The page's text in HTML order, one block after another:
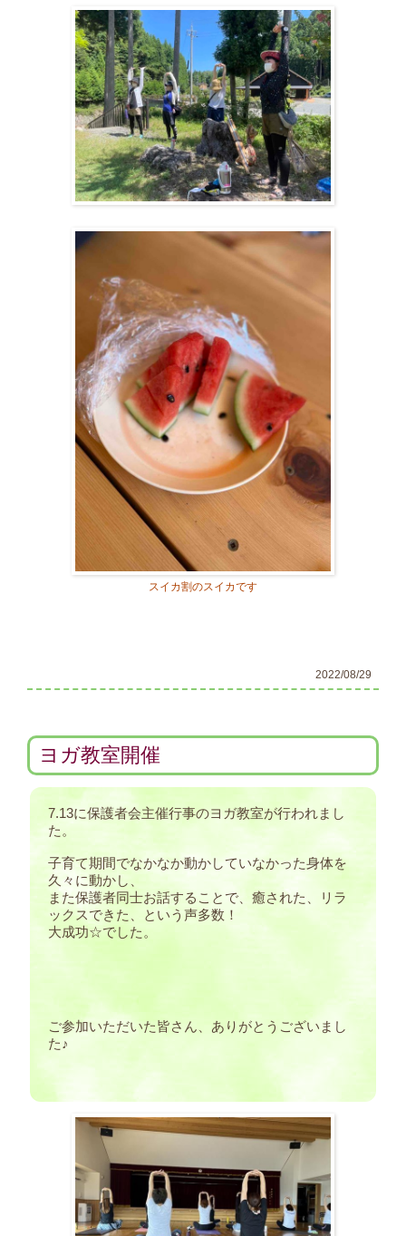
スイカ割のスイカです
2022/08/29
ヨガ教室開催
7.13に保護者会主催行事のヨガ教室が行われまし
た。
子育て期間でなかなか動かしていなかった身体を
久々に動かし、
また保護者同士お話することで、癒された、リラ
ックスできた、という声多数！
大成功☆でした。
ご参加いただいた皆さん、ありがとうございまし
た♪